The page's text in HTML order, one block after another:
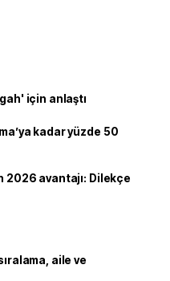
için anlaştı
kadar yüzde 50
2026 avantajı: Dilekçe
aile ve